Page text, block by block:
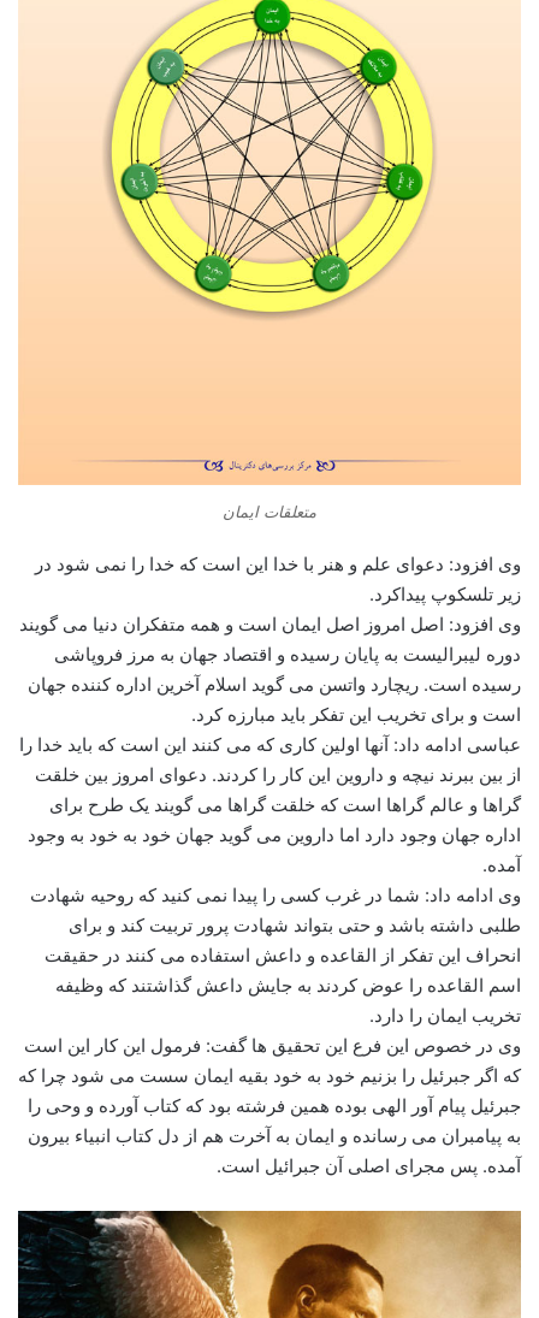
متعلقات ایمان
وی افزود: دعوای علم و هنر با خدا این است که خدا را نمی شود در
زیر تلسکوپ پیداکرد.
وی افزود: اصل امروز اصل ایمان است و همه متفکران دنیا می گویند
دوره لیبرالیست به پایان رسیده و اقتصاد جهان به مرز فروپاشی
رسیده است. ریچارد واتسن می گوید اسلام آخرین اداره کننده جهان
است و برای تخریب این تفکر باید مبارزه کرد.
عباسی ادامه داد: آنها اولین کاری که می کنند این است که باید خدا را
از بین ببرند نیچه و داروین این کار را کردند. دعوای امروز بین خلقت
گراها و عالم گراها است که خلقت گراها می گویند یک طرح برای
اداره جهان وجود دارد اما داروین می گوید جهان خود به خود به وجود
آمده.
وی ادامه داد: شما در غرب کسی را پیدا نمی کنید که روحیه شهادت
طلبی داشته باشد و حتی بتواند شهادت پرور تربیت کند و برای
انحراف این تفکر از القاعده و داعش استفاده می کنند در حقیقت
اسم القاعده را عوض کردند به جایش داعش گذاشتند که وظیفه
تخریب ایمان را دارد.
وی در خصوص این فرع این تحقیق ها گفت: فرمول این کار این است
که اگر جبرئیل را بزنیم خود به خود بقیه ایمان سست می شود چرا که
جبرئیل پیام آور الهی بوده همین فرشته بود که کتاب آورده و وحی را
به پیامبران می رسانده و ایمان به آخرت هم از دل کتاب انبیاء بیرون
آمده. پس مجرای اصلی آن جبرائیل است.